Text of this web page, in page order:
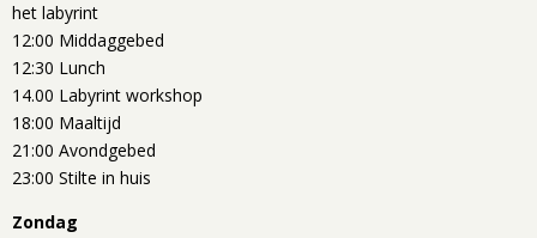
het labyrint
12:00 Middaggebed
12:30 Lunch
14.00 Labyrint workshop
18:00 Maaltijd
21:00 Avondgebed
23:00 Stilte in huis
Zondag